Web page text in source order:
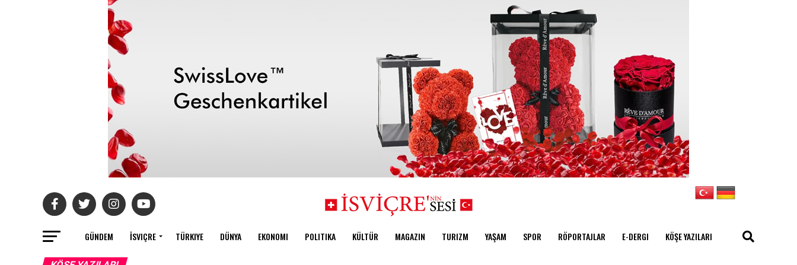
GÜNDEM İSVIÇRE TÜRKIYE DÜNYA EKONOMI POLITIKA KÜLTÜR MAGAZIN TURIZM YAŞAM SPOR RÖPORTAJLAR E-DERGI KÖŞE YAZILARI